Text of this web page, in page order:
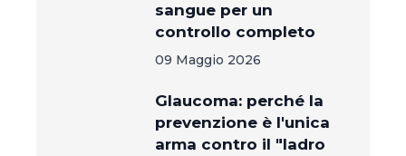
sangue per un
controllo completo
09 Maggio 2026
Glaucoma: perché la
prevenzione è l'unica
arma contro il "ladro